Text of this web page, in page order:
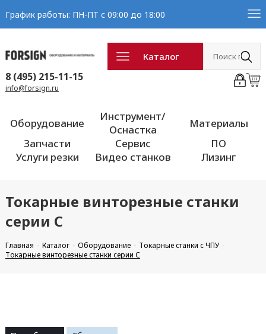
График работы: ПН-ПТ с 09:00 до 18:00
Каталог
8 (495) 215-11-15
info@forsign.ru
Оборудование
Инструмент/
Оснастка
Материалы
Запчасти
Сервис
ПО
Услуги резки
Видео станков Лизинг
Токарные винторезные станки
серии C
Главная Каталог Оборудование
Токарные станки с ЧПУ
Токарные винторезные станки серии C